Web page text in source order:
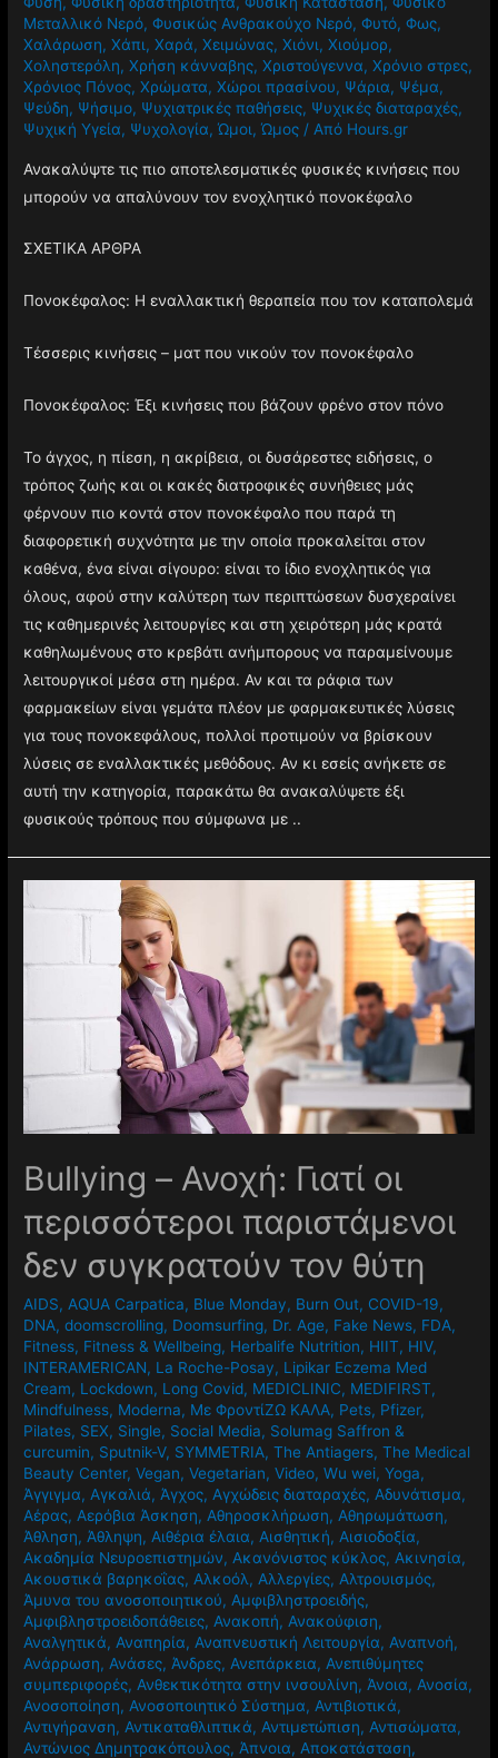
Φόβος ,Φροντίδα,Φροντιστής, Φρούτα ,Φτέρνισμα,Φύλο,
Φύση,Φυσική δραστηριότητα,Φυσική Κατάσταση,Φυσικό
Μεταλλικό Νερό, Φυσικώς Ανθρακούχο Νερό,Φυτό
Χαλάρωση,Χάπι,Χαρά,Χειμώνας,Χιόνι,Χιούμορ,
Χοληστερόλη,Χρήση κάνναβης, Χριστούγεννα,Χρόνιο στρες
Χρόνιος Πόνος, Χρώματα,Χώροι πρασίνου,Ψάρια,Ψέμα,
Ψεύδη, Ψήσιμο , Ψυχιατρικές παθήσεις , Ψυχικές διαταραχές
Ψυχική Υγεία
Ώμος Hours.gr
Ανακαλύψτε τις πιο αποτελεσματικές φυσικές κινήσεις που
Το άγχος, η πίεση, η ακρίβεια, οι δυσάρεστες ειδήσεις, ο
τρόπος ζωής και οι κακές διατροφικές συνήθειες μάς
φέρνουν πιο κοντά στον πονοκέφαλο που παρά τη
διαφορετική συχνότητα με την οποία προκαλείται στον
καθένα, ένα είναι σίγουρο: είναι το ίδιο ενοχλητικός για
όλους, αφού στην καλύτερη των περιπτώσεων δυσχεραίνει
τις καθημερινές λειτουργίες και στη χειρότερη μάς κρατά
καθηλωμένους στο κρεβάτι ανήμπορους να παραμείνουμε
λειτουργικοί μέσα στη ημέρα. Αν και τα ράφια των
φαρμακείων είναι γεμάτα πλέον με φαρμακευτικές λύσεις
για τους πονοκεφάλους, πολλοί προτιμούν να βρίσκουν
λύσεις σε εναλλακτικές μεθόδους. Αν κι εσείς ανήκετε σε
αυτή την κατηγορία, παρακάτω θα ανακαλύψετε έξι
Βullying – Ανοχή: Γιατί οι
περισσότεροι παριστάμενοι
δεν συγκρατούν τον θύτη
AIDS ,AQUA Carpatica,Blue Monday, Burn Out, COVID-19,
DNA,doomscrolling,Doomsurfing,Dr. Age,Fake News ,FDA
Fitness,Fitness & Wellbeing, Herbalife Nutrition,HIIT,HIV
INTERAMERICAN,La Roche-Posay,Lipikar Eczema Med
Cream,Lockdown,Long Covid, MEDICLINIC,MEDIFIRST
Mindfulness, Moderna,Mε ΦροντίΖΩ ΚΑΛΑ,Pets,Pfizer
Pilates,SEX,Single, Social Media, Solumag Saffron &
curcumin,Sputnik-V,SYMMETRIA, The Antiagers, The Medical
Beauty Center,Vegan,Vegetarian,Video,Wu wei,Yoga,
Άγγιγμα,Αγκαλιά,Άγχος ,Αγχώδεις διαταραχές,Αδυνάτισμα
Αέρας,Αερόβια Άσκηση, Αθηροσκλήρωση, Αθηρωμάτωση
Άθληση,Άθληψη,Αιθέρια έλαια,Αισθητική ,Αισιοδοξία,
Ακαδημία Νευροεπιστημών,Ακανόνιστος κύκλος,Ακινησία
Ακουστικά βαρηκοΐας,Αλκοόλ,Αλλεργίες,Αλτρουισμός
Άμυνα του ανοσοποιητικού,Αμφιβληστροειδής,
Αμφιβληστροειδοπάθειες,Ανακοπή,Ανακούφιση,
Αναλγητικά ,Αναπηρία,Αναπνευστική Λειτουργία,Αναπνοή
Ανάρρωση,Ανάσες,Άνδρες,Ανεπάρκεια,Ανεπιθύμητες
συμπεριφορές ,Ανθεκτικότητα στην ινσουλίνη,Άνοια
Ανοσοποίηση ,Ανοσοποιητικό Σύστημα,Αντιβιοτικά,